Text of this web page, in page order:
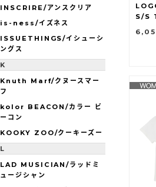
INSCRIRE/アンスクリア
is-ness/イズネス
ISSUETHINGS/イシューシ
ングス
K
Knuth Marf/クヌースマー
フ
kolor BEACON/カラー ビ
ーコン
KOOKY ZOO/クーキーズー
L
LAD MUSICIAN/ラッドミ
ュージシャン
S/S